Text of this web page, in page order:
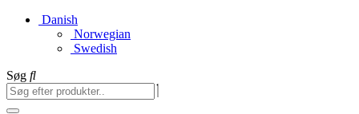
Danish
Norwegian
Swedish
Søg